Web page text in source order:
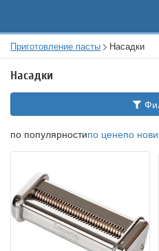
Приготовление пасты Насадки
Насадки
по популярностипо ценепо